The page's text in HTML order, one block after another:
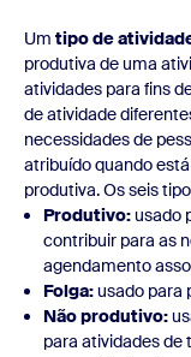
Um tipo de
produtiva de uma
atividades para fins
de atividade
necessidades de
atribuído quando
produtiva. Os seis
Produtivo:usado
contribuir para as
agendamento
Folga:usado para
Não produtivo:
para atividades de